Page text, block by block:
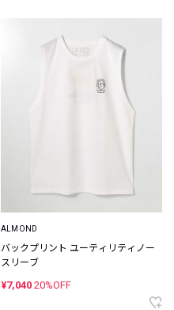
ALMOND
バックプリント ユーティリティノー
スリーブ
¥7,040 20%OFF